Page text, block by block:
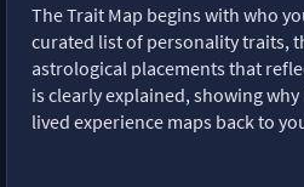
The Trait Map begins with who
curated list of personality traits,
astrological placements that
is clearly explained, showing
lived experience maps back to